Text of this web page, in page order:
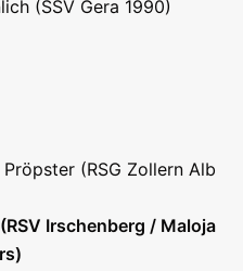
(SSV Gera 1990)
(RSG Zollern Alb
Irschenberg / Maloja